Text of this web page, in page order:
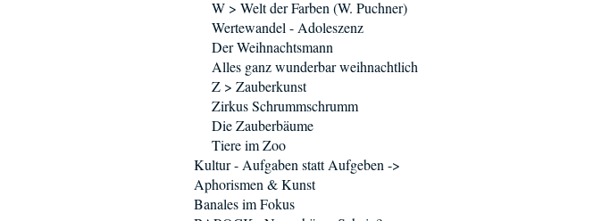
W > Welt der Farben (W. Puchner)
Wertewandel - Adoleszenz
Der Weihnachtsmann
Alles ganz wunderbar weihnachtlich
Z > Zauberkunst
Zirkus Schrummschrumm
Die Zauberbäume
Tiere im Zoo
Kultur - Aufgaben statt Aufgeben ->
Aphorismen & Kunst
Banales im Fokus